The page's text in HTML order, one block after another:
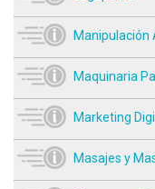
Manipulación
Maquinaria
Marketing
Masajes y